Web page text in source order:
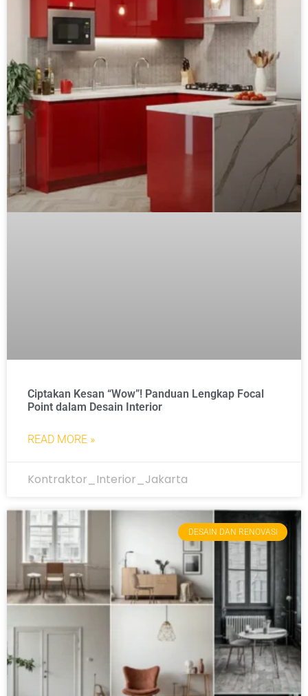
Ciptakan Kesan “Wow”! Panduan Lengkap Focal
Point dalam Desain Interior
READ MORE »
Kontraktor_Interior_Jakarta
DESAIN DAN RENOVASI